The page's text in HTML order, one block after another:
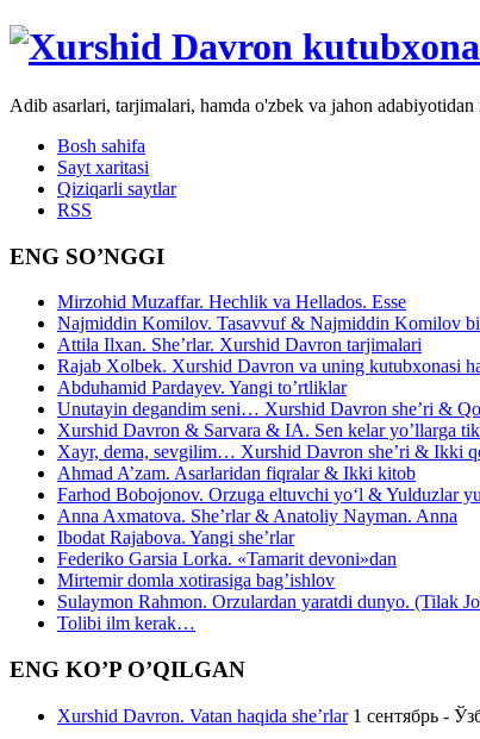
Adib asarlari, tarjimalari, hamda o'zbek va jahon adabiyotidan
Bosh sahifa
Sayt xaritasi
Qiziqarli saytlar
RSS
ENG SO’NGGI
Mirzohid Muzaffar. Hechlik va Hellados. Esse
Najmiddin Komilov. Tasavvuf & Najmiddin Komilov
Attila Ilxan. She’rlar. Xurshid Davron tarjimalari
Rajab Xolbek. Xurshid Davron va uning kutubxonasi
Abduhamid Pardayev. Yangi to’rtliklar
Unutayin degandim seni… Xurshid Davron she’ri &
Xurshid Davron & Sarvara & IA. Sen kelar yo’llarga
Xayr, dema, sevgilim… Xurshid Davron she’ri & Ikki
Ahmad A’zam. Asarlaridan fiqralar & Ikki kitob
Farhod Bobojonov. Orzuga eltuvchi yo‘l & Yulduzlar
Anna Axmatova. She’rlar & Anatoliy Nayman. Anna
Ibodat Rajabova. Yangi she’rlar
Federiko Garsia Lorka. «Tamarit devoni»dan
Mirtemir domla xotirasiga bag’ishlov
Sulaymon Rahmon. Orzulardan yaratdi dunyo. (Tilak
Tolibi ilm kerak…
ENG KO’P O’QILGAN
Xurshid Davron. Vatan haqida she’rlar1 сентябрь -